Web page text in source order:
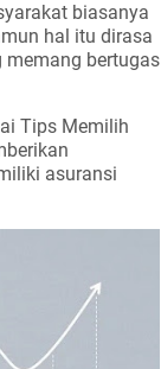
biasanya
hal itu dirasa
memang bertugas
Tips Memilih
asuransi